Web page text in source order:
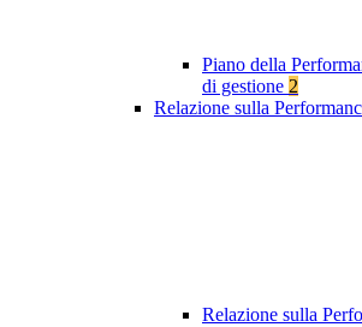
Piano della
di gestione 2
Relazione sulla
Relazione sulla